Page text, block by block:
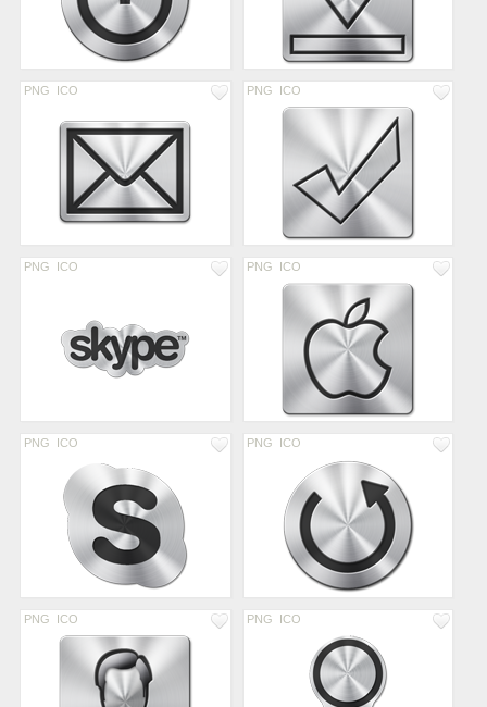
PNG ICO PNG ICO
PNG ICO PNG ICO
PNG ICO PNG ICO
PNG ICO PNG ICO